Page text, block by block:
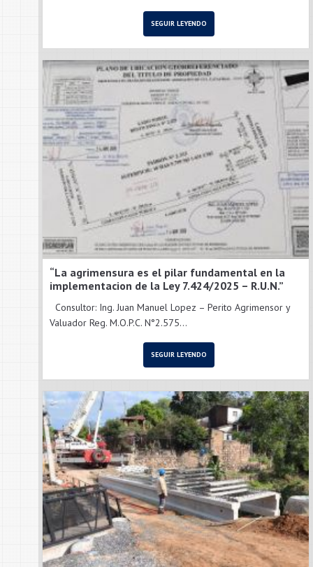
SEGUIR LEYENDO
“La agrimensura es el pilar fundamental en la
implementacion de la Ley 7.424/2025 – R.U.N.”
Consultor: Ing. Juan Manuel Lopez – Perito Agrimensor y
Valuador Reg. M.O.P.C. N°2.575...
SEGUIR LEYENDO